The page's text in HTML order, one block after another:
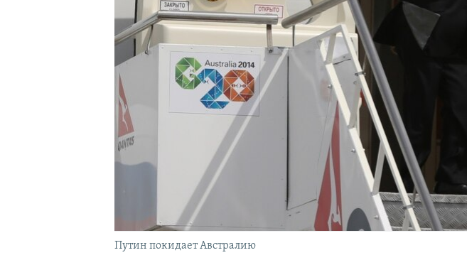
Путин покидает Австралию